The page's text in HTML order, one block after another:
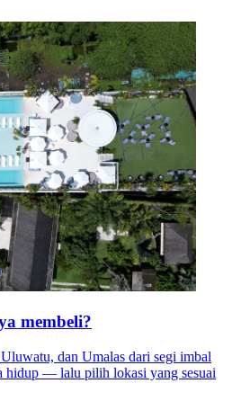
membeli?
dan Umalas dari segi imbal
hidup — lalu pilih lokasi yang sesuai